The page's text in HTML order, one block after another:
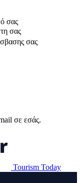
σας
σας
σας
σε εσάς.
Tourism Today